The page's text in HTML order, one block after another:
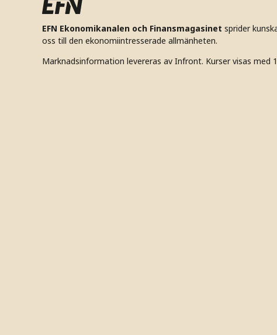
EFN Ekonomikanalen och Finansmagasinet sprider
oss till den ekonomiintresserade allmänheten.
Marknadsinformation levereras av Infront. Kurser visas med